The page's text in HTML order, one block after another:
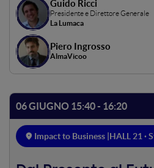
Guido Ricci
Presidente e Direttore Generale
La Lumaca
Piero Ingrosso
AlmaVicoo
06 GIUGNO 15:40 - 16:20
Impact to Business | HALL 21 ·